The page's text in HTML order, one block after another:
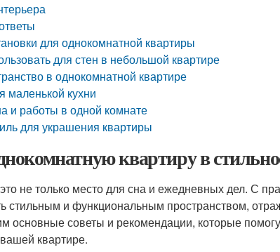
для однокомнатной квартиры
для стен в небольшой квартире
в однокомнатной квартире
маленькой кухни
и работы в одной комнате
для украшения квартиры
квартиру в
не только место для сна и ежедневных дел. С
стильным и функциональным пространством,
основные советы и рекомендации, которые
квартире.